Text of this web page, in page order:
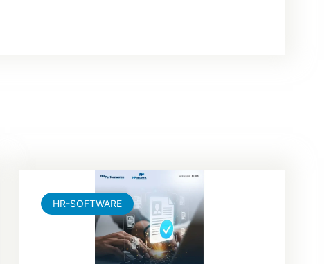
HR-SOFTWARE